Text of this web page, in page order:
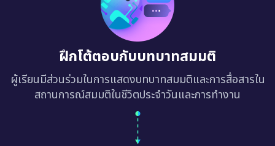
ฝึกโต้ตอบกับบทบาทสมมติ
ผู้เรียนมีส่วนร่วมในการแสดงบทบาทสมมติและการสื่อสารใน
สถานการณ์สมมติในชีวิตประจำวันและการทำงาน